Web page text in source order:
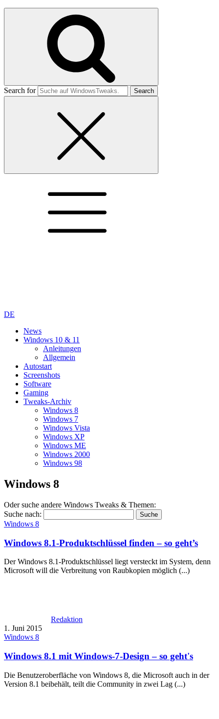
Search for
DE
News
Windows 10 & 11
Anleitungen
Allgemein
Autostart
Screenshots
Software
Gaming
Tweaks-Archiv
Windows 8
Windows 7
Windows Vista
Windows XP
Windows ME
Windows 2000
Windows 98
Windows 8
Oder suche andere Windows Tweaks & Themen:
Suche nach:
Windows 8
Windows 8.1-Produktschlüssel finden – so geht’s
Der Windows 8.1-Produktschlüssel liegt versteckt im System, denn
Microsoft will die Verbreitung von Raubkopien möglich (...)
Redaktion
1. Juni 2015
Windows 8
Windows 8.1 mit Windows-7-Design – so geht's
Die Benutzeroberfläche von Windows 8, die Microsoft auch in der
Version 8.1 beibehält, teilt die Community in zwei Lag (...)